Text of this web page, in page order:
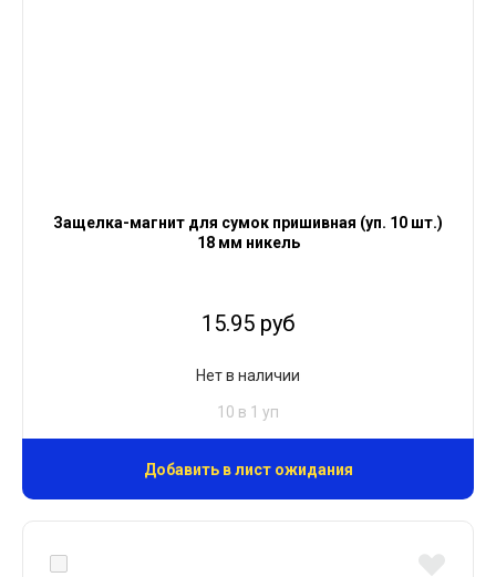
Защелка-магнит для сумок пришивная (уп. 10 шт.)
18 мм никель
15.95 руб
Нет в наличии
10 в 1 уп
Добавить в лист ожидания